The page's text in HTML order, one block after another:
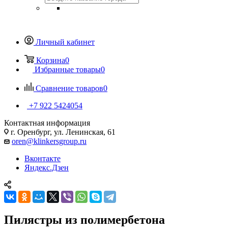
Личный кабинет
Корзина0
Избранные товары0
Сравнение товаров0
+7 922 5424054
Контактная информация
г. Оренбург, ул. Ленинская, 61
oren@klinkersgroup.ru
Вконтакте
Яндекс.Дзен
Пилястры из полимербетона